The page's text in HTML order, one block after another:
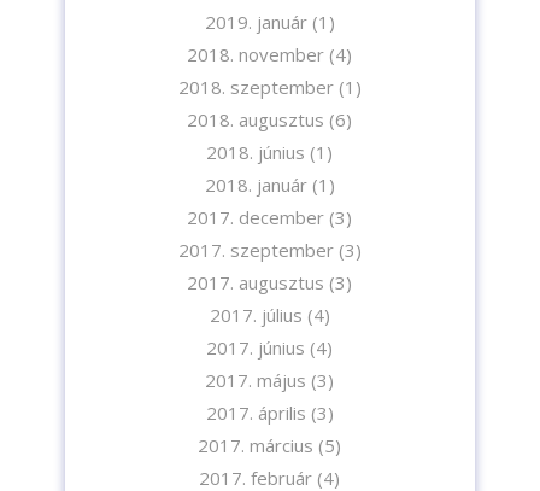
2019. január(1)
2018. november (4)
2018. szeptember(1)
2018. augusztus (6)
2018. június (1)
2018. január(1)
2017. december (3)
2017. szeptember(3)
2017. augusztus (3)
2017. július (4)
2017. június (4)
2017. május (3)
2017. április (3)
2017. március (5)
2017. február (4)